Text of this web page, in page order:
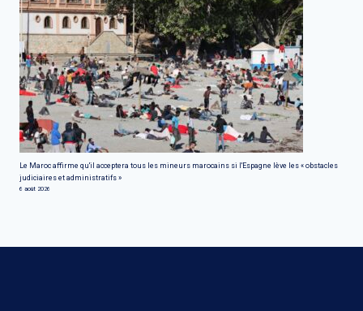
Le Maroc affirme qu'il acceptera tous les mineurs marocains si l'Espagne lève les « obstacles
judiciaires et administratifs »
6 août 2026